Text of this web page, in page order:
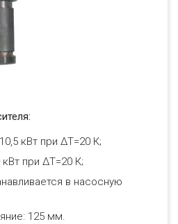
кВт при ΔT=20 К;
при ΔT=20 К;
в насосную
125 мм.